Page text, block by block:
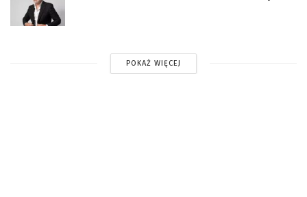
POKAŻ WIĘCEJ